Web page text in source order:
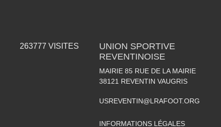
263777 VISITES
UNION SPORTIVE
REVENTINOISE
MAIRIE 85 RUE DE LA MAIRIE
38121 REVENTIN VAUGRIS
USREVENTIN@LRAFOOT.ORG
INFORMATIONS LÉGALES